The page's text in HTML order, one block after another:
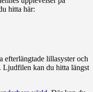
hitta här:
lillasyster och
Ljudfilen kan du hitta längst